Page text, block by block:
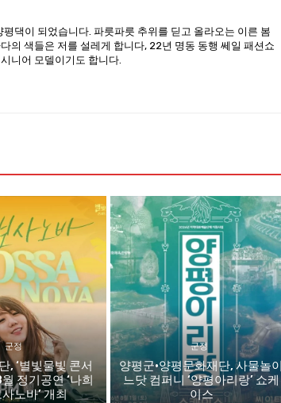
댁이 되었습니다. 파릇파릇 추위를 딛고 올라오는 이른 봄
의 색들은 저를 설레게 합니다, 22년 명동 동행 쎄일 패션쇼
니어 모델이기도 합니다.
군정
, ‘별빛물빛 콘서
정기공연 ‘나희
노바’ 개최
군정
양평군·양평문화재단, 사물놀이
느닷 컴퍼니 ‘양평아리랑’ 쇼케
이스